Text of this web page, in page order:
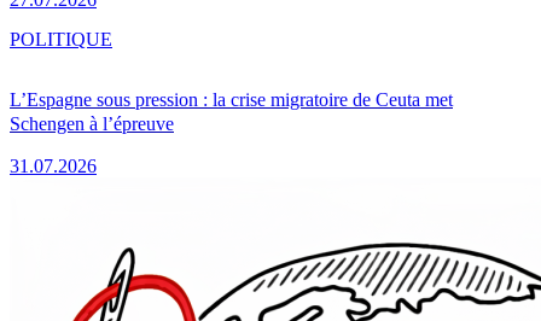
L’Espagne sous pression : la crise migratoire de Ceuta met
Schengen à l’épreuve
31.07.2026
POLITIQUE